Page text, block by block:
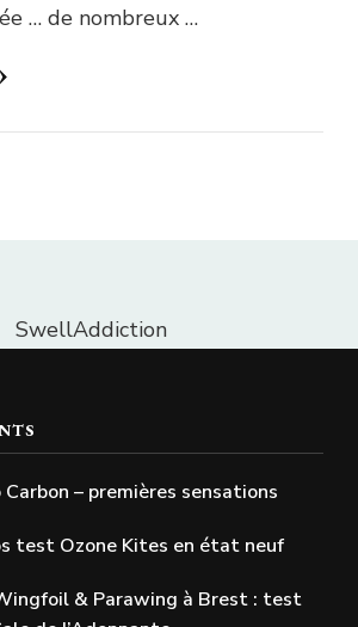
… de nombreux …
SwellAddiction
– premières sensations
test Ozone Kites en état neuf
& Parawing à Brest : test